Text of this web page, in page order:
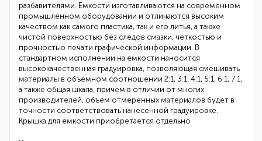
разбавителями. Емкости изготавливаются на современном
промышленном оборудовании и отличаются высоким
качеством как самого пластика, так и его литья, а также
чистой поверхностью без следов смазки, четкостью и
прочностью печати графической информации. В
стандартном исполнении на емкости наносится
высококачественная градуировка, позволяющая смешивать
материалы в объемном соотношении 2:1, 3:1, 4:1, 5:1, 6:1, 7:1,
а также общая шкала, причем в отличии от многих
производителей, объем отмеренных материалов будет в
точности соответствовать нанесенной градуировке.
Крышка для ёмкости приобретается отдельно